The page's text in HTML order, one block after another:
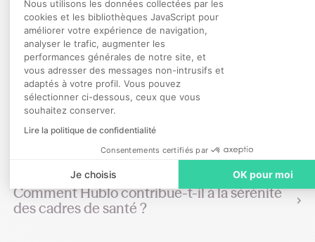
Nous utilisons les données collectées par les
cookies et les bibliothèques JavaScript pour
améliorer votre expérience de navigation,
analyser le trafic, augmenter les
performances générales de notre site, et
vous adresser des messages non-intrusifs et
adaptés à votre profil. Vous pouvez
sélectionner ci-dessous, ceux que vous
souhaitez conserver.
Lire la politique de confidentialité
Consentements certifiés par
Je choisis OK pour moi
Axeptio consent
questions
Nous contacter
Comment Hublo assure-t-il un support
continu aux établissements de santé ?
Quel est le rôle de la formation dans
l'implémentation de Hublo ?
Comment Hublo contribue-t-il à la sérénité
des cadres de santé ?